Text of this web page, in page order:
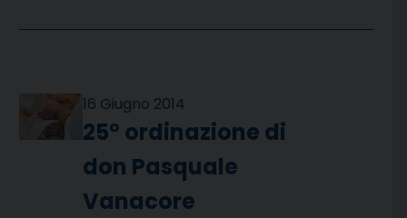
16 Giugno 2014
25° ordinazione di
don Pasquale
Vanacore